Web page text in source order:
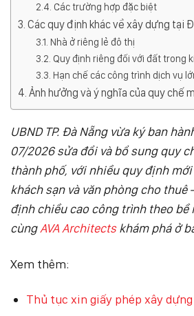
Các trường hợp đặc biệt
Các quy định khác về xây dựng tại
Nhà ở riêng lẻ đô thị
Quy định riêng đối với đất trong
Hạn chế các công trình dịch vụ
Ảnh hưởng và ý nghĩa của quy chế
UBND TP. Đà Nẵng vừa ký ban
07/2026 sửa đổi và bổ sung quy
thành phố, với nhiều quy định
khách sạn và văn phòng cho thuê
định chiều cao công trình theo bề
cùngAVA Architectskhám phá ở
Xem thêm:
Thủ tục xin giấy phép xây